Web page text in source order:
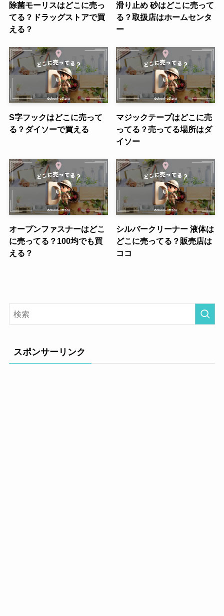
除菌モーリスはどこに売っ
てる？ドラッグストアで買
える？
滑り止め 砂はどこに売って
る？取扱店はホームセンタ
ー
S字フックはどこに売って
る？ダイソーで買える
マジックテープはどこに売
ってる？売ってる場所はダ
イソー
オープンファスナーはどこ
に売ってる？100均でも買
える？
シルバークリーナー 液体は
どこに売ってる？販売店は
ココ
スポンサーリンク